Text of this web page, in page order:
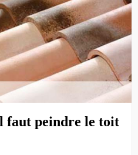
faut peindre le toit